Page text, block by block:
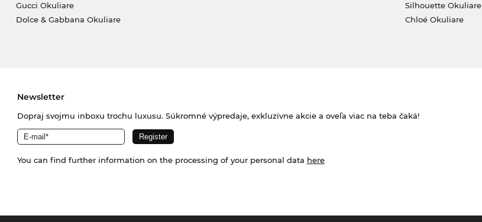
Gucci Okuliare
Dolce & Gabbana Okuliare
Silhouette Okuliare
Chloé Okuliare
Newsletter
Dopraj svojmu inboxu trochu luxusu. Súkromné výpredaje, exkluzívne akcie a oveľa viac na teba čaká!
You can find further information on the processing of your personal data here